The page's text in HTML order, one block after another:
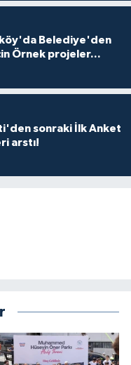
Belediye'den
Örnek projeler...
sonraki İlk Anket
arstı!